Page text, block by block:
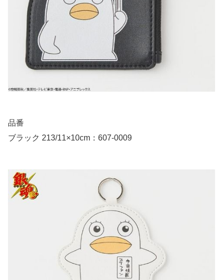
品番
ブラック 213/11×10cm：607-0009